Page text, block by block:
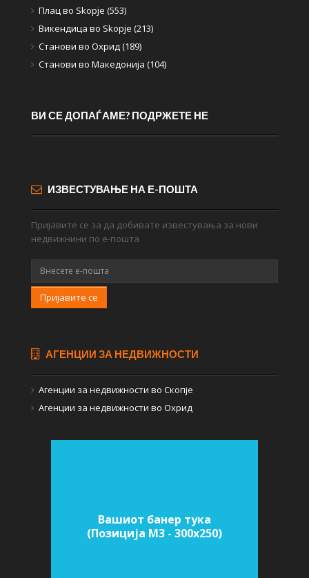
Плац во Skopje (553)
Викендица во Skopje (213)
Станови во Охрид (189)
Станови во Македонија (104)
ВИ СЕ ДОПАЃАМЕ? ПОДРЖЕТЕ НЕ
ИЗВЕСТУВАЊЕ НА Е-ПОШТА
Пријавите се за да добивате известувања за нови
недвижнини по е-пошта
Пријавите се
АГЕНЦИИ ЗА НЕДВИЖНОСТИ
Агенции за недвижности во Скопје
Агенции за недвижности во Охрид
Вашиот банер тука
(Позиција M3 - 300х250)